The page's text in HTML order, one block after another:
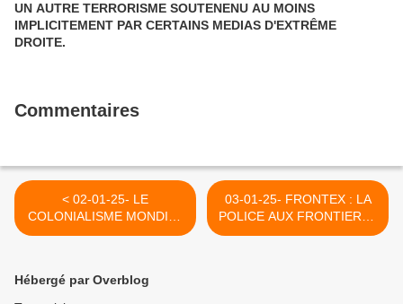
UN AUTRE TERRORISME SOUTENENU AU MOINS
IMPLICITEMENT PAR CERTAINS MEDIAS D'EXTRÊME
DROITE.
Commentaires
< 02-01-25- LE
COLONIALISME MONDIAL
N'EST PAS MORT.
UNIVERSELLE.
03-01-25- FRONTEX : LA
POLICE AUX FRONTIERES
DU PARADIS (CLAIRE
Hébergé par Overblog